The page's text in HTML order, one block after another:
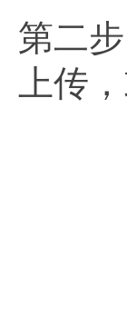
第二
上传